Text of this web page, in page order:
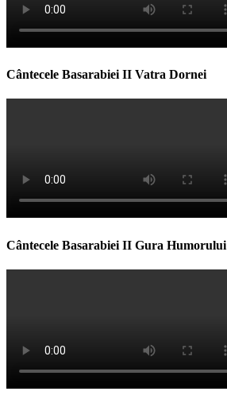
Cântecele Basarabiei II Vatra Dornei
Cântecele Basarabiei II Gura Humorului